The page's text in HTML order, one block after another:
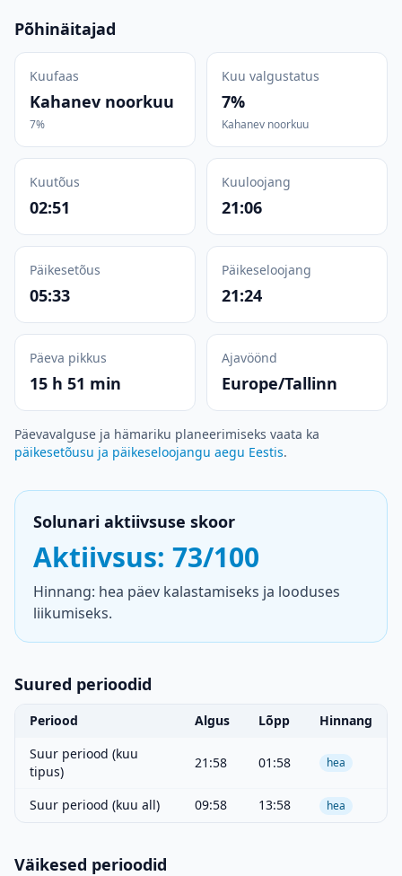
Põhinäitajad
Kuufaas
Kahanev noorkuu
7%
Kuu valgustatus
7%
Kahanev noorkuu
Kuutõus
02:51
Kuuloojang
21:06
Päikesetõus
05:33
Päikeseloojang
21:24
Päeva pikkus
15 h 51 min
Ajavöönd
Europe/Tallinn
Päevavalguse ja hämariku planeerimiseks vaata ka
päikesetõusu ja päikeseloojangu aegu Eestis.
Solunari aktiivsuse skoor
Aktiivsus: 73/100
Hinnang: hea päev kalastamiseks ja looduses
liikumiseks.
Suured perioodid
Periood Algus Lõpp
Hinnang
Suur periood (kuu
tipus)
21:58 01:58 hea
Suur periood (kuu all) 09:58 13:58 hea
Väikesed perioodid